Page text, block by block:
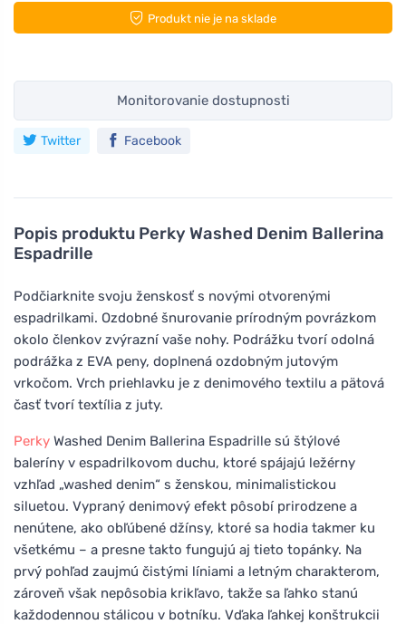
Popis produktu Perky Washed Denim Ballerina
Espadrille
Podčiarknite svoju ženskosť s novými otvorenými
espadrilkami. Ozdobné šnurovanie prírodným povrázkom
okolo členkov zvýrazní vaše nohy. Podrážku tvorí odolná
podrážka z EVA peny, doplnená ozdobným jutovým
vrkočom. Vrch priehlavku je z denimového textilu a pätová
časť tvorí textília z juty.
Perky Washed Denim Ballerina Espadrille sú štýlové
baleríny v espadrilkovom duchu, ktoré spájajú ležérny
vzhľad „washed denim“ s ženskou, minimalistickou
siluetou. Vypraný denimový efekt pôsobí prirodzene a
nenútene, ako obľúbené džínsy, ktoré sa hodia takmer ku
všetkému – a presne takto fungujú aj tieto topánky. Na
prvý pohľad zaujmú čistými líniami a letným charakterom,
zároveň však nepôsobia krikľavo, takže sa ľahko stanú
každodennou stálicou v botníku. Vďaka ľahkej konštrukcii
Produkt nie je na sklade
Monitorovanie dostupnosti
Twitter Facebook